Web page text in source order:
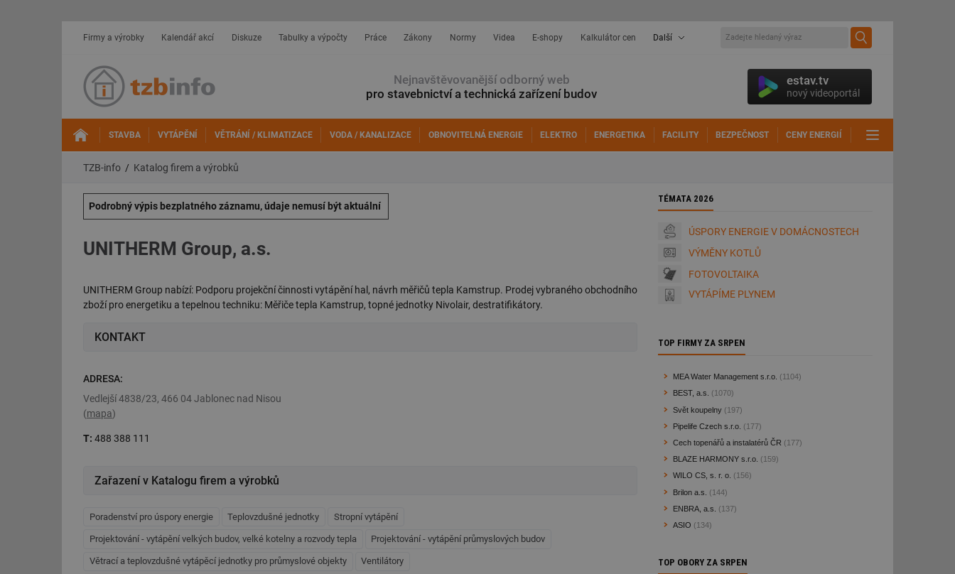
Firmy a výrobky Kalendář akcí Diskuze Tabulky a výpočty Práce Zákony Normy Videa E-shopy Kalkulátor cen Další
Nejnavštěvovanější odborný web
pro stavebnictví a technická zařízení budov
estav.tv
nový videoportál
STAVBA VYTÁPĚNÍ VĚTRÁNÍ / KLIMATIZACE VODA / KANALIZACE OBNOVITELNÁ ENERGIE ELEKTRO ENERGETIKA FACILITY BEZPEČNOST CENY ENERGIÍ
TZB-info Katalog firem a výrobků
Podrobný výpis bezplatného záznamu, údaje nemusí být aktuální
UNITHERM Group, a.s.
UNITHERM Group nabízí: Podporu projekční činnosti vytápění hal, návrh měřičů tepla Kamstrup. Prodej vybraného obchodního
zboží pro energetiku a tepelnou techniku: Měřiče tepla Kamstrup, topné jednotky Nivolair, destratifikátory.
KONTAKT
ADRESA:
Vedlejší 4838/23, 466 04 Jablonec nad Nisou
(mapa)
T: 488 388 111
Zařazení v Katalogu firem a výrobků
Poradenství pro úspory energie Teplovzdušné jednotky Stropní vytápění
Projektování - vytápění velkých budov, velké kotelny a rozvody tepla Projektování - vytápění průmyslových budov
Větrací a teplovzdušné vytápěcí jednotky pro průmyslové objekty Ventilátory
TÉMATA 2026
ÚSPORY ENERGIE V DOMÁCNOSTECH
VÝMĚNY KOTLŮ
FOTOVOLTAIKA
VYTÁPÍME PLYNEM
TOP FIRMY ZA SRPEN
MEA Water Management s.r.o. (1104)
BEST, a.s.
(1070)
Svět koupelny (197)
Pipelife Czech s.r.o. (177)
Cech topenářů a instalatérů ČR (177)
BLAZE HARMONY s.r.o. (159)
WILO CS, s. r. o. (156)
Brilon a.s.
(144)
ENBRA, a.s.
(137)
ASIO (134)
TOP OBORY ZA SRPEN